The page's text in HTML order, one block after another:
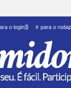
o login3 Ir para o